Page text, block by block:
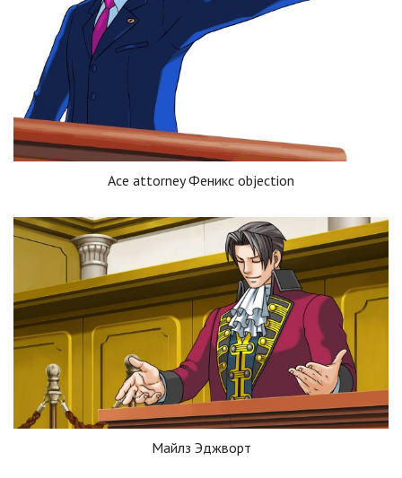
Ace attorney Феникс objection
Майлз Эджворт